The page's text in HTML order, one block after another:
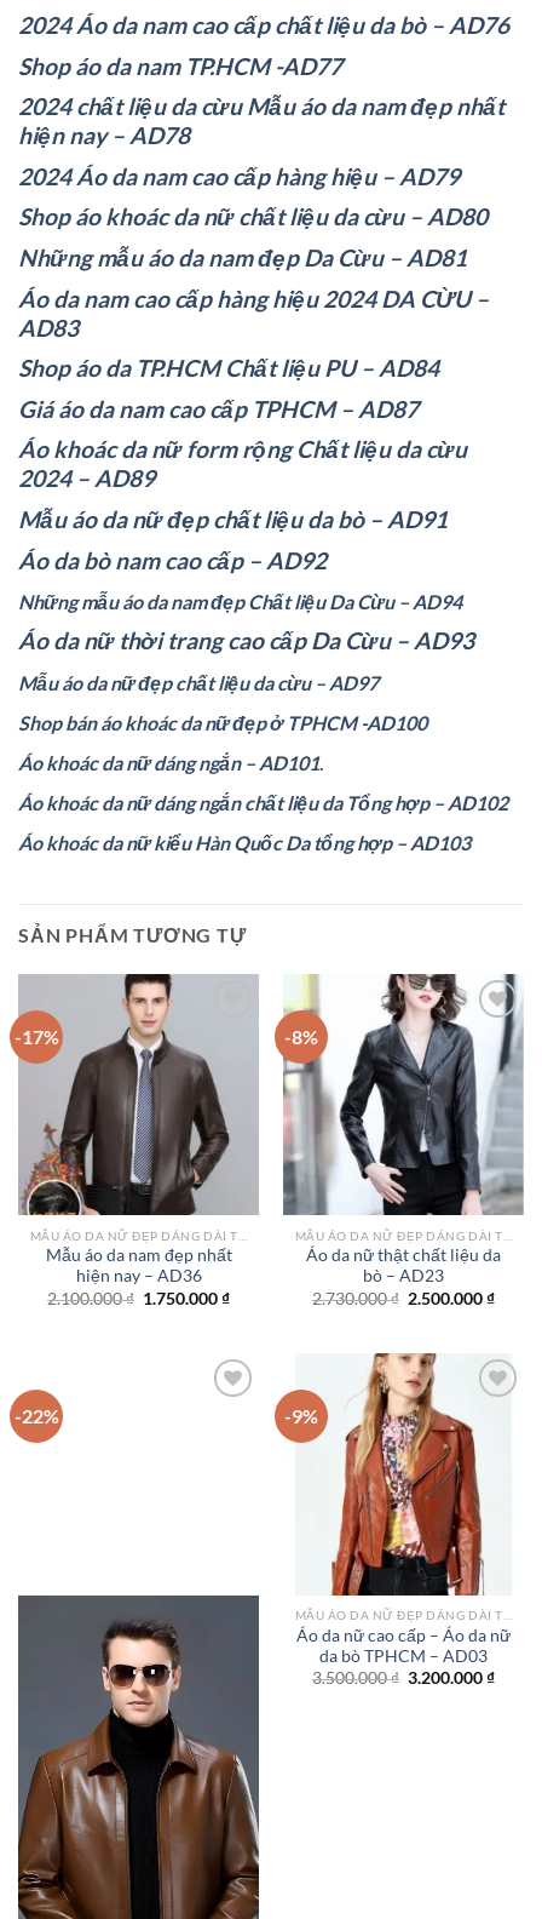
2024 Áo da nam cao cấp chất liệu da bò – AD76
Shop áo da nam TP.HCM -AD77
2024 chất liệu da cừu Mẫu áo da nam đẹp nhất
hiện nay – AD78
2024 Áo da nam cao cấp hàng hiệu – AD79
Shop áo khoác da nữ chất liệu da cừu – AD80
Những mẫu áo da nam đẹp Da Cừu – AD81
Áo da nam cao cấp hàng hiệu 2024 DA CỪU –
AD83
Shop áo da TP.HCM Chất liệu PU – AD84
Giá áo da nam cao cấp TPHCM – AD87
Áo khoác da nữ form rộng Chất liệu da cừu
2024 – AD89
Mẫu áo da nữ đẹp chất liệu da bò – AD91
Áo da bò nam cao cấp – AD92
Những mẫu áo da nam đẹp Chất liệu Da Cừu – AD94
Áo da nữ thời trang cao cấp Da Cừu – AD93
Mẫu áo da nữ đẹp chất liệu da cừu – AD97
Shop bán áo khoác da nữ đẹp ở TPHCM -AD100
Áo khoác da nữ dáng ngắn – AD101.
Áo khoác da nữ dáng ngắn chất liệu da Tổng hợp – AD102
Áo khoác da nữ kiểu Hàn Quốc Da tổng hợp – AD103
SẢN PHẨM TƯƠNG TỰ
-17%
Add to
wishlist
Mẫu áo da nam đẹp nhất
hiện nay – AD36
2.100.000₫ Giá
1.750.000₫Giá
1.750.000 ₫.
-8%
Add to
wishlist
Áo da nữ thật chất liệu da
bò – AD23
2.730.000₫ Giá
2.500.000₫Giá
-22% -9%
Add to
wishlist
Áo da nữ cao cấp – Áo da nữ
da bò TPHCM – AD03
3.500.000₫ Giá
3.200.000₫Giá